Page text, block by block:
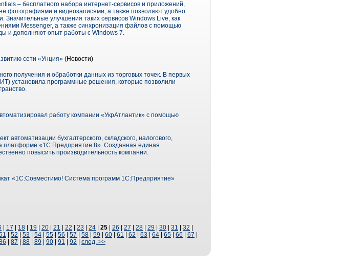
– бесплатного набора интернет-сервисов и приложений,
фотографиями и видеозаписями, а также позволяют удобно
Значительные улучшения таких сервисов Windows Live, как
Messenger, а также синхронизация файлов с помощью
и дополняют опыт работы с Windows 7.
сети «Унция» (Новости)
получения и обработки данных из торговых точек. В первых
установила программные решения, которые позволили
работу компании «УкрАтлантик» с помощью
бухгалтерского, складского, налогового,
платформе «1С:Предприятие 8». Созданная единая
повысить производительность компании.
«1С:Совместимо! Система программ 1С:Предприятие»
17 18 19 20 21 22 23 24 25 26 27 28 29 30 31 32
52 53 54 55 56 57 58 59 60 61 62 63 64 65 66 67
87 88 89 90 91 92 след. >>